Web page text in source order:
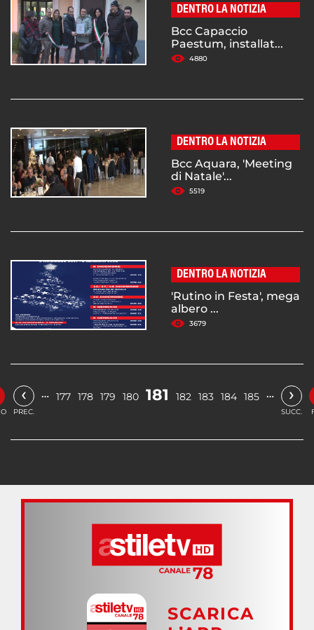
DENTRO LA NOTIZIA
Bcc Capaccio
Paestum, installat...
4880
DENTRO LA NOTIZIA
Bcc Aquara, 'Meeting
di Natale'...
5519
DENTRO LA NOTIZIA
'Rutino in Festa', mega
albero ...
3679
‹
PREC.
… 177 178 179 180 181 182 183 184 185 … ›
SUCC.
SCARICA